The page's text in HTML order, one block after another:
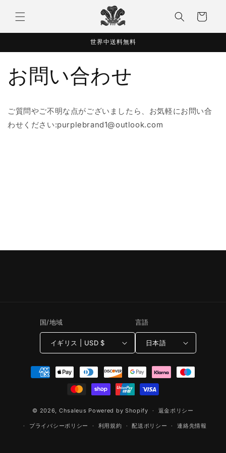
ンツに
進む
ー
世界中送料無料
お問い合わせ
ご質問やご不明な点がございましたら、お気軽にお問い合
わせください:purplebrand1@outlook.com
国/地域
イギリス | USD $
言語
日本語
© 2026, Chsaleus Powered by Shopify 返金ポリシー
プライバシーポリシー 利用規約 配送ポリシー 連絡先情報